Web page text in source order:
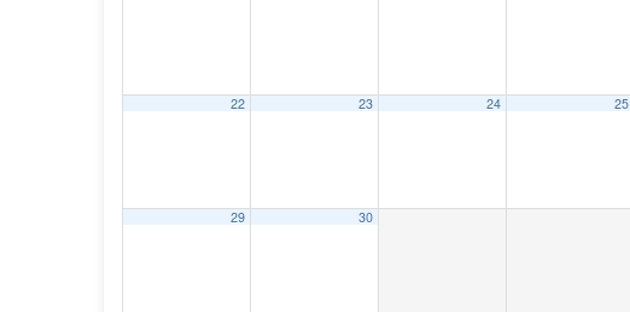
22 23 24 25
29 30